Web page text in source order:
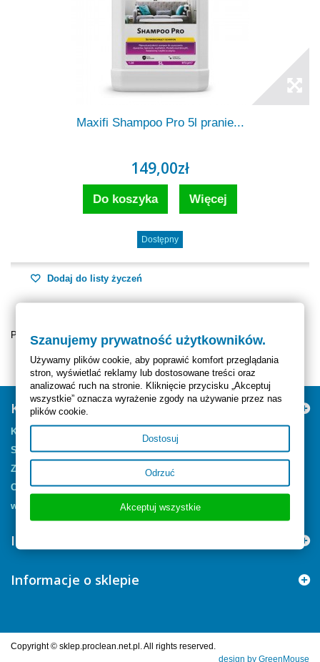
Maxifi Shampoo Pro 5l pranie...
149,00zł
Do koszyka Więcej
Dostępny
Dodaj do listy życzeń
Pokazuje 1 - 2 z 2 elementów
Kategorie
Kapsułkowanie
Szampony
Zapachy
Czyszczenie Skór
wspomagacze
Informacja
Informacje o sklepie
Copyright © sklep.proclean.net.pl. All rights reserved.
design by GreenMouse
Szanujemy prywatność użytkowników.
Używamy plików cookie, aby poprawić komfort przeglądania
stron, wyświetlać reklamy lub dostosowane treści oraz
analizować ruch na stronie. Kliknięcie przycisku „Akceptuj
wszystkie” oznacza wyrażenie zgody na używanie przez nas
plików cookie.
Dostosuj
Odrzuć
Akceptuj wszystkie